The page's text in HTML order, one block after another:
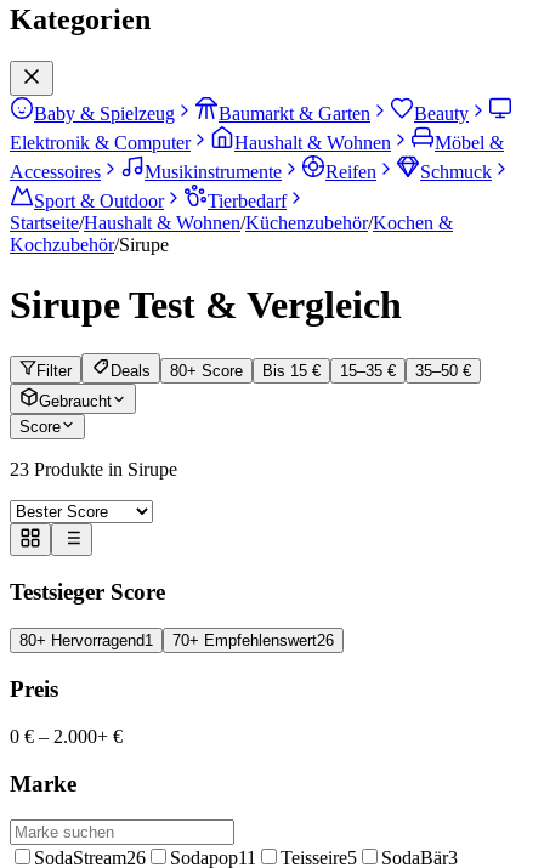
Kategorien
Baby & Spielzeug Baumarkt & Garten
Beauty
Elektronik & Computer
Haushalt & Wohnen
Möbel &
Accessoires
Musikinstrumente Reifen
Schmuck
Sport & Outdoor
Tierbedarf
Startseite/Haushalt & Wohnen/Küchenzubehör/Kochen &
Kochzubehör/Sirupe
SirupeTest & Vergleich
Filter Deals 80+ Score Bis 15 € 15–35 €
35–50 €
Gebraucht
Score
23 Produkte in Sirupe
Testsieger Score
80+ Hervorragend1 70+ Empfehlenswert26
Preis
0 € – 2.000+ €
Marke
SodaStream26 Sodapop11 Teisseire5 SodaBär3